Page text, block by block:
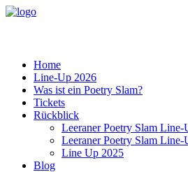
Home
Line-Up 2026
Was ist ein Poetry Slam?
Tickets
Rückblick
Leeraner Poetry Slam Line-
Leeraner Poetry Slam Line-
Line Up 2025
Blog